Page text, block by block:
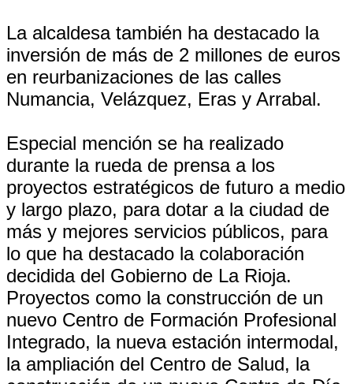
La alcaldesa también ha destacado la
inversión de más de 2 millones de euros
en reurbanizaciones de las calles
Numancia, Velázquez, Eras y Arrabal.
Especial mención se ha realizado
durante la rueda de prensa a los
proyectos estratégicos de futuro a medio
y largo plazo, para dotar a la ciudad de
más y mejores servicios públicos, para
lo que ha destacado la colaboración
decidida del Gobierno de La Rioja.
Proyectos como la construcción de un
nuevo Centro de Formación Profesional
Integrado, la nueva estación intermodal,
la ampliación del Centro de Salud, la